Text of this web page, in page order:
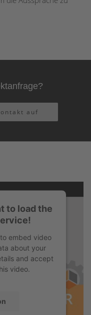
auf
to load the
embed video
about your
and accept
video.